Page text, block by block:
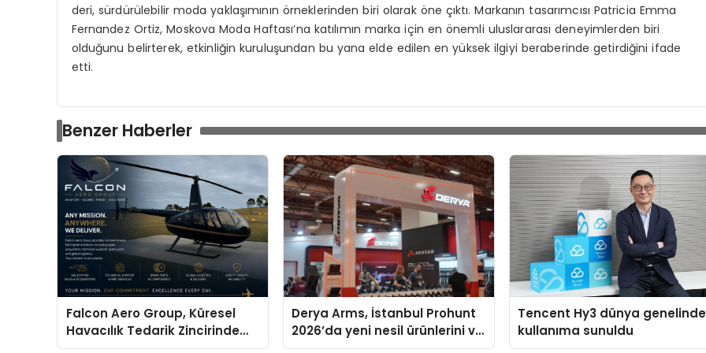
deri, sürdürülebilir moda yaklaşımının örneklerinden biri olarak öne çıktı. Markanın tasarımcısı Patricia Emma
Fernandez Ortiz, Moskova Moda Haftası’na katılımın marka için en önemli uluslararası deneyimlerden biri
olduğunu belirterek, etkinliğin kuruluşundan bu yana elde edilen en yüksek ilgiyi beraberinde getirdiğini ifade
etti.
Benzer Haberler
Falcon Aero Group, Küresel
Havacılık Tedarik Zincirinde
Türkiye’den Dünyaya Açılıyor
Derya Arms, İstanbul Prohunt
2026’da yeni nesil ürünlerini ve
global marka vizyonunu
Tencent Hy3 dünya genelinde
kullanıma sunuldu